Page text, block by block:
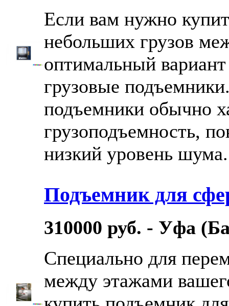
Если вам нужно
небольших грузов
оптимальный
грузовые
подъемники обычно
грузоподъемность,
низкий уровень
Подъемник для
310000 руб. - Уфа
Специально для
между этажами